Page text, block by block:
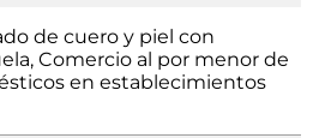
de cuero y piel con
Comercio al por menor de
en establecimientos